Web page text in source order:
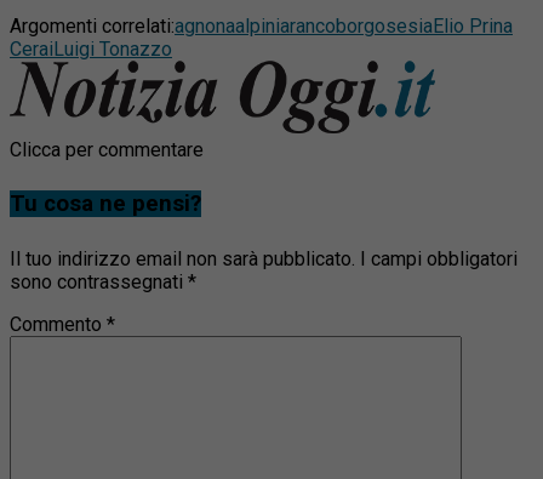
Argomenti correlati:agnonaalpiniarancoborgosesiaElio Prina
CeraiLuigi Tonazzo
Clicca per commentare
Tu cosa ne pensi?
Il tuo indirizzo email non sarà pubblicato.
I campi obbligatori
sono contrassegnati *
Commento *